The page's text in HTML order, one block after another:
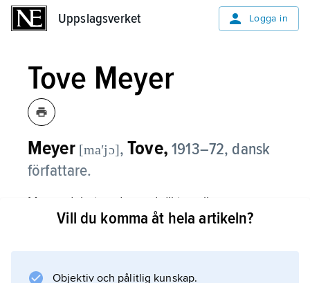
Uppslagsverket Logga in
Tove Meyer
Meyer [maʹjɔ],Tove, 1913–72, dansk
författare.
Meyer debuterade med diktsamlingen
Guds Palet
sig om jaglyrik, med stark känsla för naturen
Vill du komma åt hela artikeln?
Objektiv och pålitlig kunskap.